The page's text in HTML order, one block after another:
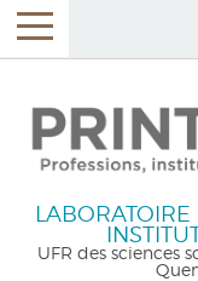
UFR des sciences